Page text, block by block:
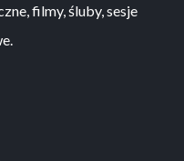
filmy, śluby, sesje